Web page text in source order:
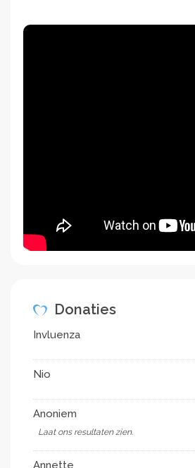
Donaties
Invluenza
Nio
Anoniem
Laat ons resultaten zien.
Annette